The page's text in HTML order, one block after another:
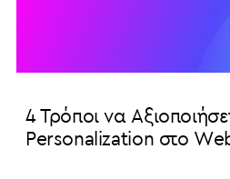
4 Τρόποι να
Personalization στο